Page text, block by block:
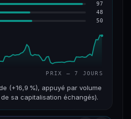
97
48
50
PRIX — 7 JOURS
(+16,9 %), appuyé par volume
sa capitalisation échangés).